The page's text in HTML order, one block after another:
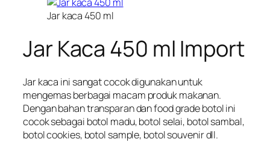
Jar kaca 450 ml
Jar Kaca 450 ml Import
Jar kaca ini sangat cocok digunakan untuk
mengemas berbagai macam produk makanan.
Dengan bahan transparan dan food grade botol ini
cocok sebagai botol madu, botol selai, botol sambal,
botol cookies, botol sample, botol souvenir dll.